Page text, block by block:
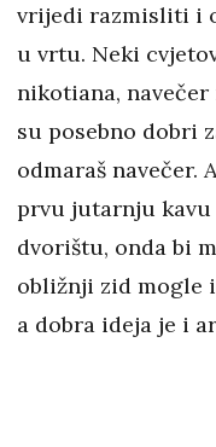
vrijedi razmisliti i
u vrtu. Neki
nikotiana,
su posebno dobri
odmaraš
prvu jutarnju
dvorištu, onda bi
obližnji zid mogle
a dobra ideja je i